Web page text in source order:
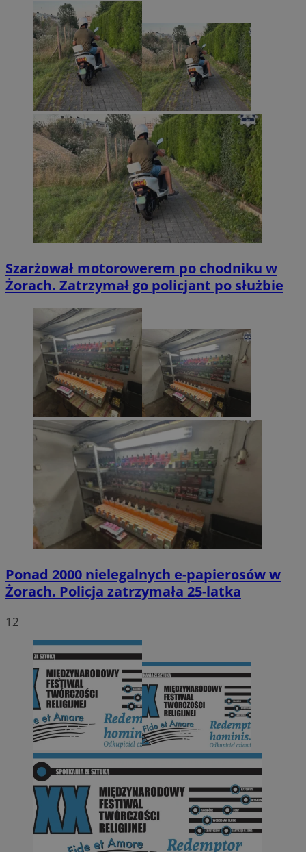
Szarżował motorowerem po chodniku w
Żorach. Zatrzymał go policjant po służbie
Ponad 2000 nielegalnych e-papierosów w
Żorach. Policja zatrzymała 25-latka
12